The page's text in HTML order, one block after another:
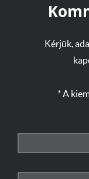
Kérjük,
* A